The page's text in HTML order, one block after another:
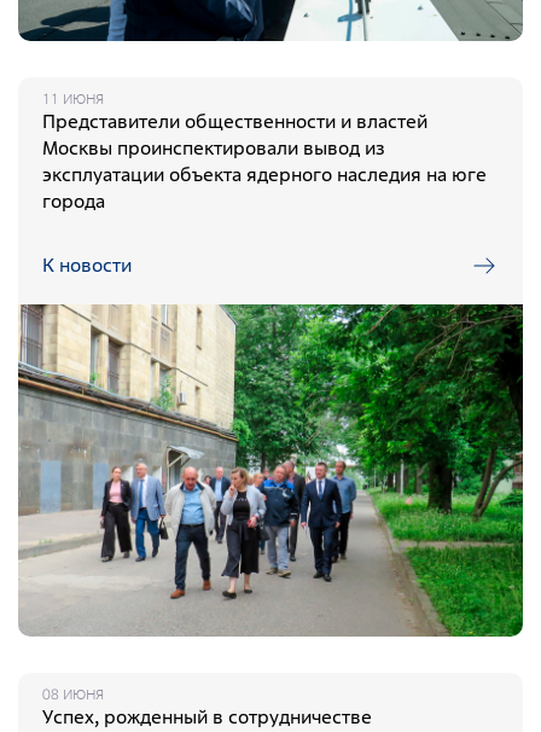
11 ИЮНЯ
Представители общественности и властей
Москвы проинспектировали вывод из
эксплуатации объекта ядерного наследия на юге
города
К новости
08 ИЮНЯ
Успех, рожденный в сотрудничестве